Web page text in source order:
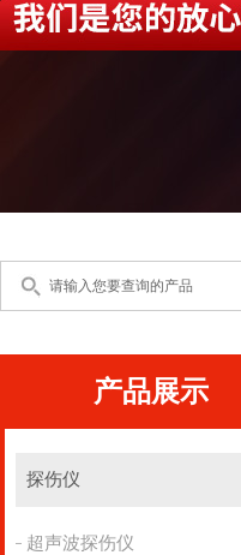
产品展示
探伤仪
超声波探伤仪